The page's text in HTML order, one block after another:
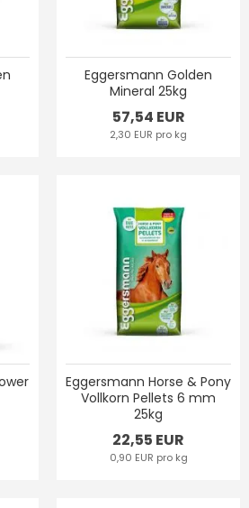
Eggersmann Golden
Mineral 25kg
57,54 EUR
2,30 EUR pro kg
Eggersmann Horse & Pony
Vollkorn Pellets 6 mm
25kg
22,55 EUR
0,90 EUR pro kg